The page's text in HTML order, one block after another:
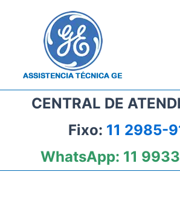
CENTRAL DE
Fixo: 11 2985-
WhatsApp: 11